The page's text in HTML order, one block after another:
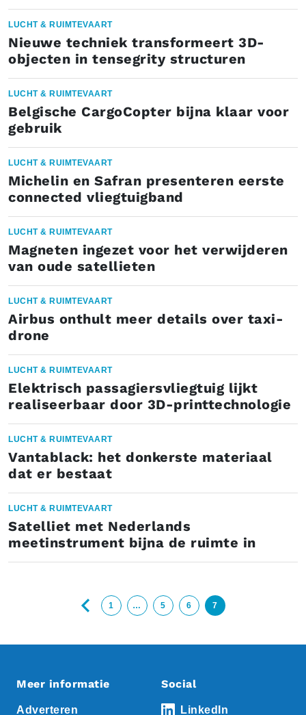
LUCHT & RUIMTEVAART
Nieuwe techniek transformeert 3D-
objecten in tensegrity structuren
LUCHT & RUIMTEVAART
Belgische CargoCopter bijna klaar voor
gebruik
LUCHT & RUIMTEVAART
Michelin en Safran presenteren eerste
connected vliegtuigband
LUCHT & RUIMTEVAART
Magneten ingezet voor het verwijderen
van oude satellieten
LUCHT & RUIMTEVAART
Airbus onthult meer details over taxi-
drone
LUCHT & RUIMTEVAART
Elektrisch passagiersvliegtuig lijkt
realiseerbaar door 3D-printtechnologie
LUCHT & RUIMTEVAART
Vantablack: het donkerste materiaal
dat er bestaat
LUCHT & RUIMTEVAART
Satelliet met Nederlands
meetinstrument bijna de ruimte in
1 … 5 6 7
Meer informatie
Adverteren
Social
LinkedIn